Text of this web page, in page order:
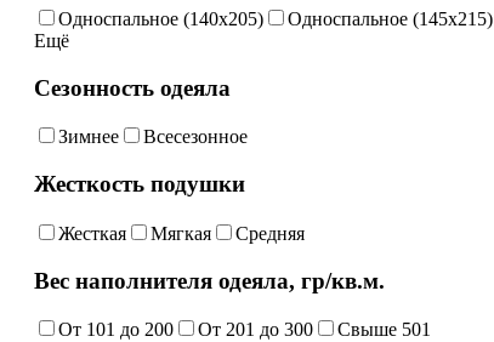
Односпальное (140х205) Односпальное (145х215)
Ещё
Сезонность одеяла
Зимнее Всесезонное
Жесткость подушки
Жесткая Мягкая Средняя
Вес наполнителя одеяла, гр/кв.м.
От 101 до 200 От 201 до 300 Свыше 501